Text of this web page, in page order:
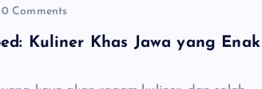
0 Comments
Kuliner Khas Jawa yang Enak